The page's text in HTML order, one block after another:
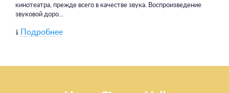
кинотеатра, прежде всего в качестве звука. Воспроизведение
звуковой доро...
Подробнее